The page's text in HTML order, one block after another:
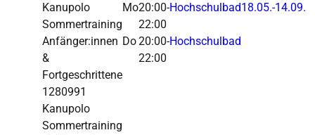
Kanupolo
Sommertraining
Anfänger:innen
&
Fortgeschrittene
1280991
Kanupolo
Sommertraining
Mo20:00-
22:00
Hochschulbad
Do20:00-
22:00
Hochschulbad
18.05.-14.09.